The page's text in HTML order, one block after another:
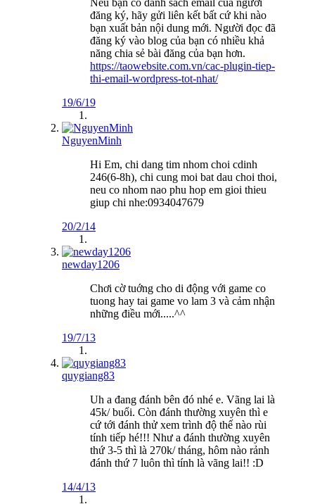
Nếu bạn có danh sách email của người
đăng ký, hãy gửi liên kết bất cứ khi nào
bạn xuất bản nội dung mới. Người đọc đã
đăng ký vào blog của bạn có nhiều khả
năng chia sẻ bài đăng của bạn hơn.
https://taowebsite.com.vn/cac-plugin-tiep-
thi-email-wordpress-tot-nhat/
19/6/19
NguyenMinh
Hi Em, chi dang tim nhom choi cdinh
246(6-8h), chi cung moi bat dau choi thoi,
neu co nhom nao phu hop em gioi thieu
giup chi nhe:0934047679
20/2/14
newday1206
Chơi cờ tuớng cho di động với game co
tuong hay tai game vo lam 3 và cảm nhận
những điều mới.....^^
19/7/13
quygiang83
Uh a đang đánh bên đó nhé e. Vãng lai là
45k/ buổi. Còn đánh thường xuyên thì e
cứ tới đánh thử xem trình độ thế nào rùi
tính tiếp hé!!! Như a đánh thường xuyên
thứ 3-5 thì là 270k/ tháng, hôm nào rảnh
đánh thứ 7 luôn thì tính là vãng lai!! :D
14/4/13